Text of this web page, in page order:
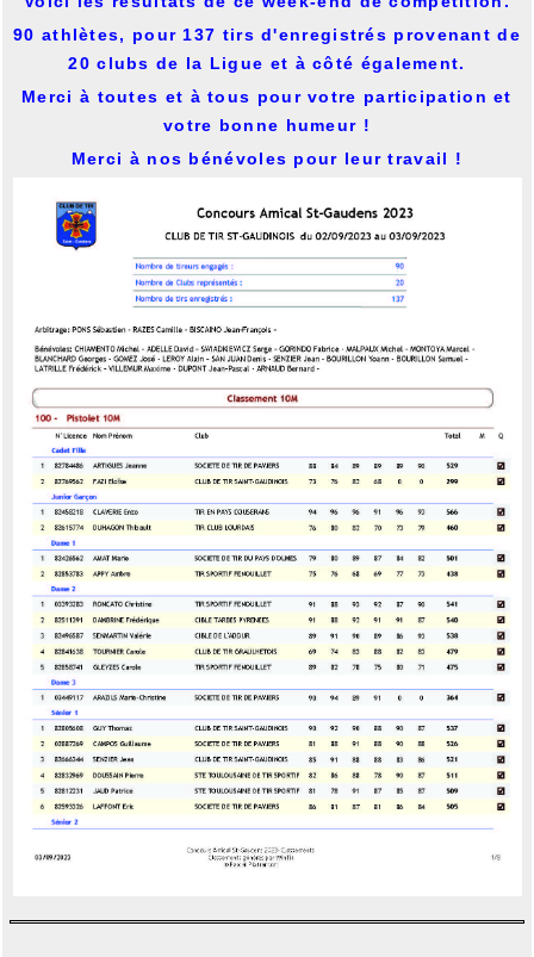
90 athlètes, pour 137 tirs d'enregistrés provenant de
20 clubs de la Ligue et à côté également.
Merci à toutes et à tous pour votre participation et
votre bonne humeur !
Merci à nos bénévoles pour leur travail !